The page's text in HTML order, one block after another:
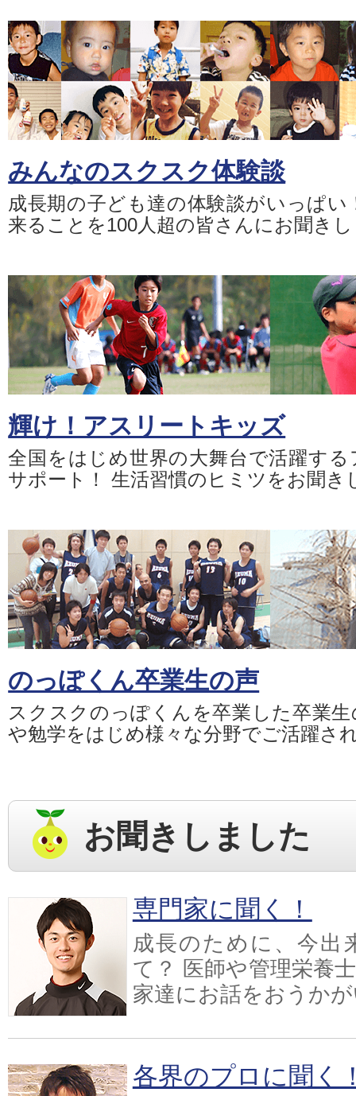
みんなのスクスク体験談
成長期の子ども達の体験談がいっぱい
来ることを100人超の皆さんにお聞き
輝け！アスリートキッズ
全国をはじめ世界の大舞台で活躍す
サポート！ 生活習慣のヒミツをお聞き
のっぽくん卒業生の声
スクスクのっぽくんを卒業した卒業
や勉学をはじめ様々な分野でご活躍さ
お聞きしました
専門家に聞く！
成長のために、今出
て？ 医師や管理栄養
家達にお話をおうか
各界のプロに聞く